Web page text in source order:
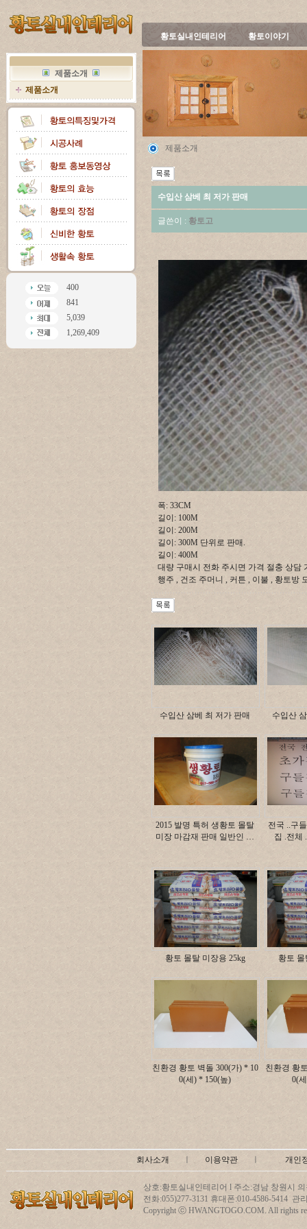
황토실내인테리어 황토이야기
제품소개
제품소개
400
841
5,039
1,269,409
제품소개
수입산 삼베 최 저가 판매
글쓴이 : 황토고
폭: 33CM
길이: 100M
길이: 200M
길이: 300M 단위로 판매.
길이: 400M
대량 구매시 전화 주시면 가격 절충 상담
행주 , 건조 주머니 , 커튼 , 이불 , 황토방
수입산 삼베 최 저가 판매 수입산
2015 발명 특허 생황토 몰탈
미장 마감재 판매 일반인 …
전국 ..구
집 .전체
황토 몰탈 미장용 25kg 황토 몰
친환경 황토 벽돌 300(가) * 10
0(세) * 150(높)
친환경 황
0(
회사소개 이용약관 개인
상호:황토실내인테리어 l 주소:경남 창원시
전화:055)277-3131 휴대폰:010-4586-5414 관
Copyright ⓒ HWANGTOGO.COM. All rights